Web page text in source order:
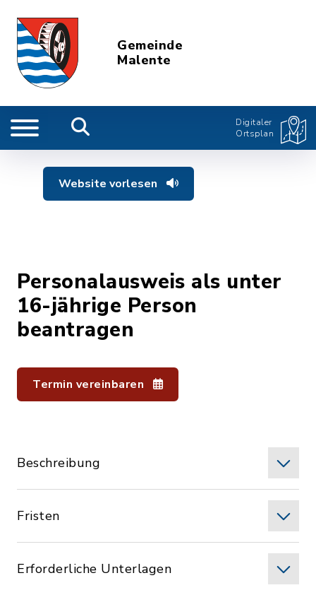
Gemeinde
Malente
Digitaler
Ortsplan
Website vorlesen
Personalausweis als unter
16-jährige Person
beantragen
Termin vereinbaren
Beschreibung
Fristen
Erforderliche Unterlagen